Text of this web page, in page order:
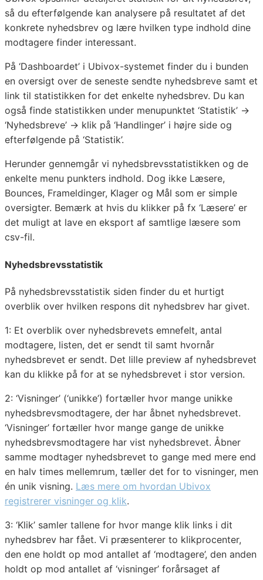
så du efterfølgende kan analysere på resultatet af det
konkrete nyhedsbrev og lære hvilken type indhold dine
modtagere finder interessant.
På ‘Dashboardet’ i Ubivox-systemet finder du i bunden
en oversigt over de seneste sendte nyhedsbreve samt et
link til statistikken for det enkelte nyhedsbrev. Du kan
også finde statistikken under menupunktet ‘Statistik’ →
‘Nyhedsbreve’ → klik på ‘Handlinger’ i højre side og
efterfølgende på ‘Statistik’.
Herunder gennemgår vi nyhedsbrevsstatistikken og de
enkelte menu punkters indhold. Dog ikke Læsere,
Bounces, Frameldinger, Klager og Mål som er simple
oversigter. Bemærk at hvis du klikker på fx ‘Læsere’ er
det muligt at lave en eksport af samtlige læsere som
csv-fil.
Nyhedsbrevsstatistik
På nyhedsbrevsstatistik siden finder du et hurtigt
overblik over hvilken respons dit nyhedsbrev har givet.
1: Et overblik over nyhedsbrevets emnefelt, antal
modtagere, listen, det er sendt til samt hvornår
nyhedsbrevet er sendt. Det lille preview af nyhedsbrevet
kan du klikke på for at se nyhedsbrevet i stor version.
2: ‘Visninger’ (‘unikke’) fortæller hvor mange unikke
nyhedsbrevsmodtagere, der har åbnet nyhedsbrevet.
‘Visninger’ fortæller hvor mange gange de unikke
nyhedsbrevsmodtagere har vist nyhedsbrevet. Åbner
samme modtager nyhedsbrevet to gange med mere end
en halv times mellemrum, tæller det for to visninger, men
én unik visning. Læs mere om hvordan Ubivox
registrerer visninger og klik.
3: ‘Klik’ samler tallene for hvor mange klik links i dit
nyhedsbrev har fået. Vi præsenterer to klikprocenter,
den ene holdt op mod antallet af ‘modtagere’, den anden
holdt op mod antallet af ‘visninger’ forårsaget af